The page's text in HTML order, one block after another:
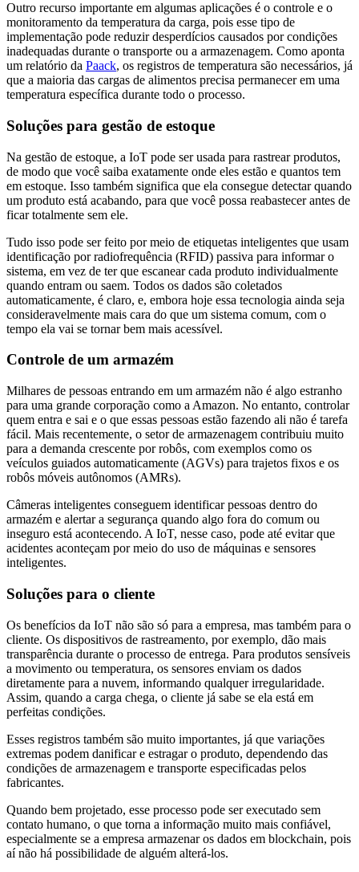
Outro recurso importante em algumas aplicações é o controle e o
monitoramento da temperatura da carga, pois esse tipo de
implementação pode reduzir desperdícios causados por condições
inadequadas durante o transporte ou a armazenagem. Como aponta
um relatório da Paack, os registros de temperatura são necessários, já
que a maioria das cargas de alimentos precisa permanecer em uma
temperatura específica durante todo o processo.
Soluções para gestão de estoque
Na gestão de estoque, a IoT pode ser usada para rastrear produtos,
de modo que você saiba exatamente onde eles estão e quantos tem
em estoque. Isso também significa que ela consegue detectar quando
um produto está acabando, para que você possa reabastecer antes de
ficar totalmente sem ele.
Tudo isso pode ser feito por meio de etiquetas inteligentes que usam
identificação por radiofrequência (RFID) passiva para informar o
sistema, em vez de ter que escanear cada produto individualmente
quando entram ou saem. Todos os dados são coletados
automaticamente, é claro, e, embora hoje essa tecnologia ainda seja
consideravelmente mais cara do que um sistema comum, com o
tempo ela vai se tornar bem mais acessível.
Controle de um armazém
Milhares de pessoas entrando em um armazém não é algo estranho
para uma grande corporação como a Amazon. No entanto, controlar
quem entra e sai e o que essas pessoas estão fazendo ali não é tarefa
fácil. Mais recentemente, o setor de armazenagem contribuiu muito
para a demanda crescente por robôs, com exemplos como os
veículos guiados automaticamente (AGVs) para trajetos fixos e os
robôs móveis autônomos (AMRs).
Câmeras inteligentes conseguem identificar pessoas dentro do
armazém e alertar a segurança quando algo fora do comum ou
inseguro está acontecendo. A IoT, nesse caso, pode até evitar que
acidentes aconteçam por meio do uso de máquinas e sensores
inteligentes.
Soluções para o cliente
Os benefícios da IoT não são só para a empresa, mas também para o
cliente. Os dispositivos de rastreamento, por exemplo, dão mais
transparência durante o processo de entrega. Para produtos sensíveis
a movimento ou temperatura, os sensores enviam os dados
diretamente para a nuvem, informando qualquer irregularidade.
Assim, quando a carga chega, o cliente já sabe se ela está em
perfeitas condições.
Esses registros também são muito importantes, já que variações
extremas podem danificar e estragar o produto, dependendo das
condições de armazenagem e transporte especificadas pelos
fabricantes.
Quando bem projetado, esse processo pode ser executado sem
contato humano, o que torna a informação muito mais confiável,
especialmente se a empresa armazenar os dados em blockchain, pois
aí não há possibilidade de alguém alterá-los.